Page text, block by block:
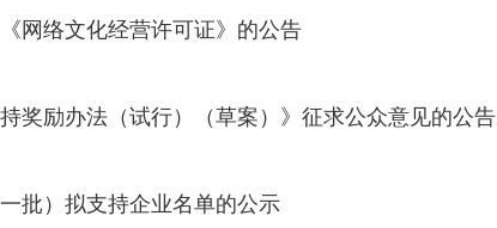
网络文化经营许可证》的公告
奖励办法（试行）（草案）》征求公众意见的公告
批）拟支持企业名单的公示